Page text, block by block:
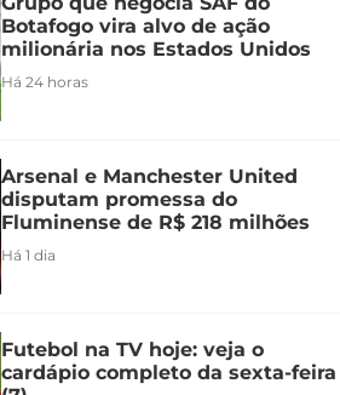
Botafogo vira alvo de ação
milionária nos Estados Unidos
Há 24 horas
Arsenal e Manchester United
disputam promessa do
Fluminense de R$ 218 milhões
Há 1 dia
Futebol na TV hoje: veja o
cardápio completo da sexta-feira